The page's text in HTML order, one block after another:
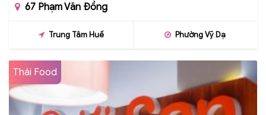
67 Phạm Văn Đồng
Trung Tâm Huế Phường Vỹ Dạ
Thái Food